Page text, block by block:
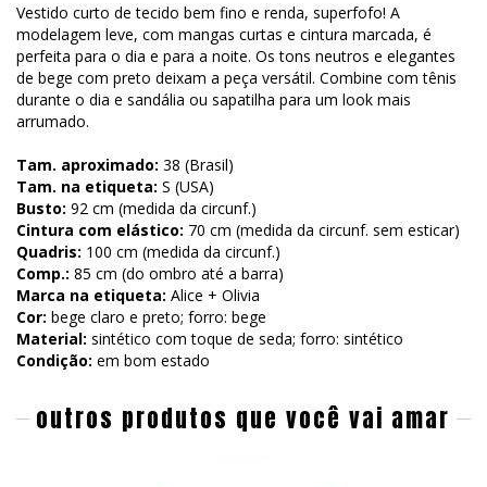
Vestido curto de tecido bem fino e renda, superfofo! A
modelagem leve, com mangas curtas e cintura marcada, é
perfeita para o dia e para a noite. Os tons neutros e elegantes
de bege com preto deixam a peça versátil. Combine com tênis
durante o dia e sandália ou sapatilha para um look mais
arrumado.
Tam. aproximado: 38 (Brasil)
Tam. na etiqueta: S (USA)
Busto: 92 cm (medida da circunf.)
Cintura com elástico: 70 cm (medida da circunf. sem esticar)
Quadris: 100 cm (medida da circunf.)
Comp.: 85 cm (do ombro até a barra)
Marca na etiqueta: Alice + Olivia
Cor: bege claro e preto; forro: bege
Material: sintético com toque de seda; forro: sintético
Condição: em bom estado
outros produtos que você vai amar